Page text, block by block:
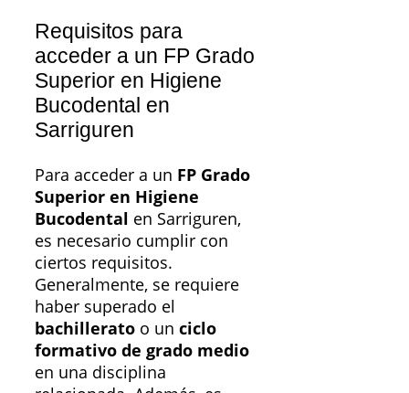
Requisitos para
acceder a un FP Grado
Superior en Higiene
Bucodental en
Sarriguren
Para acceder a un FP Grado
Superior en Higiene
Bucodental en Sarriguren,
es necesario cumplir con
ciertos requisitos.
Generalmente, se requiere
haber superado el
bachillerato o un ciclo
formativo de grado medio
en una disciplina